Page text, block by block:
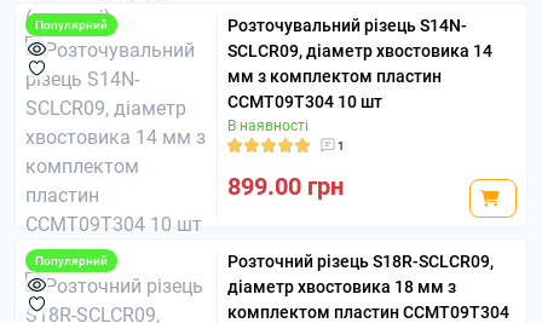
Популярний
Розточувальний різець S14N-
SCLCR09, діаметр хвостовика 14
мм з комплектом пластин
CCMT09T304 10 шт
В наявності
1
899.00 грн
Популярний
Розточний різець S18R-SCLCR09,
діаметр хвостовика 18 мм з
комплектом пластин CCMT09T304